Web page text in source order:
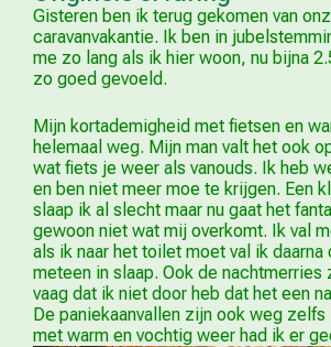
Gisteren ben ik terug gekomen van
caravanvakantie. Ik ben in
me zo lang als ik hier woon, nu bijna
zo goed gevoeld.
Mijn kortademigheid met fietsen en
helemaal weg. Mijn man valt het ook
wat fiets je weer als vanouds. Ik heb
en ben niet meer moe te krijgen. Een
slaap ik al slecht maar nu gaat het
gewoon niet wat mij overkomt. Ik val
als ik naar het toilet moet val ik daarna
meteen in slaap. Ook de
vaag dat ik niet door heb dat het een
De paniekaanvallen zijn ook weg zelfs
met warm en vochtig weer had ik er